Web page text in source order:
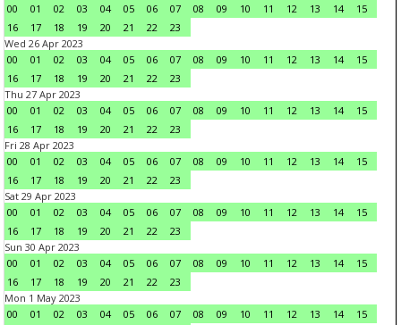
00
01 02 03 04 05 06 07 08 09 10 11 12 13 14
15
16
17 18 19 20 21 22
23
Wed 26 Apr 2023
00
01 02 03 04 05 06 07 08 09 10 11 12 13 14
15
16
17 18 19 20 21 22
23
Thu 27 Apr 2023
00
01 02 03 04 05 06 07 08 09 10 11 12 13 14
15
16
17 18 19 20 21 22
23
Fri 28 Apr 2023
00
01 02 03 04 05 06 07 08 09 10 11 12 13 14
15
16
17 18 19 20 21 22
23
Sat 29 Apr 2023
00
01 02 03 04 05 06 07 08 09 10 11 12 13 14
15
16
17 18 19 20 21 22
23
Sun 30 Apr 2023
00
01 02 03 04 05 06 07 08 09 10 11 12 13 14
15
16
17 18 19 20 21 22
23
Mon 1 May 2023
00
01 02 03 04 05 06 07 08 09 10 11 12 13 14
15